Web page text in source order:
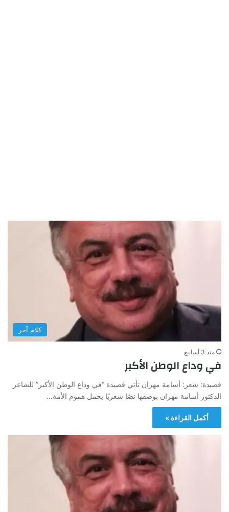
كلام آخر
منذ 3 أسابيع
في وداع الوطن الأكبر
قصيدة: شعر: أسامة مهران تأتي قصيدة “في وداع الوطن الأكبر” للشاعر
الدكتور أسامة مهران بوصفها نصًا شعريًا يحمل هموم الأمة…
أكمل القراءة »